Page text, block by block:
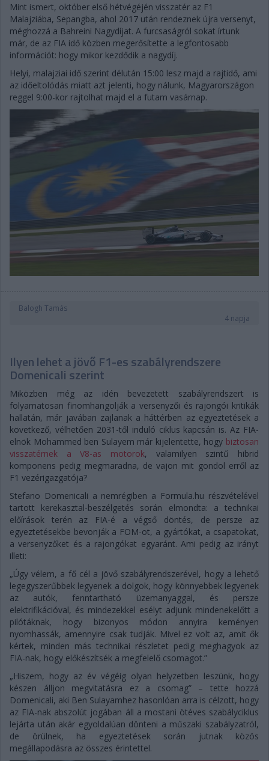
Mint ismert, október első hétvégéjén visszatér az F1
Malajziába, Sepangba, ahol 2017 után rendeznek újra versenyt,
méghozzá a Bahreini Nagydíjat. A furcsaságról sokat írtunk
már, de az FIA idő közben megerősítette a legfontosabb
információt: hogy mikor kezdődik a nagydíj.
Helyi, malajziai idő szerint délután 15:00 lesz majd a rajtidő, ami
az időeltolódás miatt azt jelenti, hogy nálunk, Magyarországon
reggel 9:00-kor rajtolhat majd el a futam vasárnap.
Balogh Tamás
4 napja
Ilyen lehet a jövő F1-es szabályrendszere
Domenicali szerint
Miközben még az idén bevezetett szabályrendszert is
folyamatosan finomhangolják a versenyzői és rajongói kritikák
hallatán, már javában zajlanak a háttérben az egyeztetések a
következő, vélhetően 2031-től induló ciklus kapcsán is. Az FIA-
elnök Mohammed ben Sulayem már kijelentette, hogy biztosan
visszatérnek a V8-as motorok, valamilyen szintű hibrid
komponens pedig megmaradna, de vajon mit gondol erről az
F1 vezérigazgatója?
Stefano Domenicali a nemrégiben a Formula.hu részvételével
tartott kerekasztal-beszélgetés során elmondta: a technikai
előírások terén az FIA-é a végső döntés, de persze az
egyeztetésekbe bevonják a FOM-ot, a gyártókat, a csapatokat,
a versenyzőket és a rajongókat egyaránt. Ami pedig az irányt
illeti:
„Úgy vélem, a fő cél a jövő szabályrendszerével, hogy a lehető
legegyszerűbbek legyenek a dolgok, hogy könnyebbek legyenek
az autók, fenntartható üzemanyaggal, és persze
elektrifikációval, és mindezekkel esélyt adjunk mindenekelőtt a
pilótáknak, hogy bizonyos módon annyira keményen
nyomhassák, amennyire csak tudják. Mivel ez volt az, amit ők
kértek, minden más technikai részletet pedig meghagyok az
FIA-nak, hogy előkészítsék a megfelelő csomagot.”
„Hiszem, hogy az év végéig olyan helyzetben leszünk, hogy
készen álljon megvitatásra ez a csomag” – tette hozzá
Domenicali, aki Ben Sulayamhez hasonlóan arra is célzott, hogy
az FIA-nak abszolút jogában áll a mostani ötéves szabályciklus
lejárta után akár egyoldalúan dönteni a műszaki szabályzatról,
de örülnek, ha egyeztetések során jutnak közös
megállapodásra az összes érintettel.